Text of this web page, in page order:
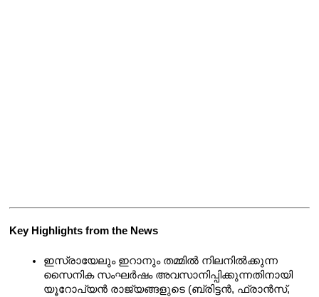
Key Highlights from the News
ഇസ്രായേലും ഇറാനും തമ്മിൽ നിലനിൽക്കുന്ന
സൈനിക സംഘർഷം അവസാനിപ്പിക്കുന്നതിനായി
യൂറോപ്യൻ രാജ്യങ്ങളുടെ (ബ്രിട്ടൻ, ഫ്രാൻസ്,